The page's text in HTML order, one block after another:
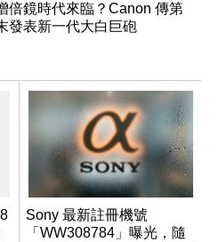
倍鏡時代來臨？Canon 傳第
發表新一代大白巨砲
Sony 最新註冊機號
「WW308784」曝光，隨